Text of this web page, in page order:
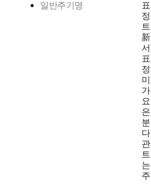
일반주기명
분